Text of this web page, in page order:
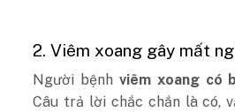
2. Viêm xoang gây mất
Người bệnh viêm xoang có
Câu trả lời chắc chắn là có,